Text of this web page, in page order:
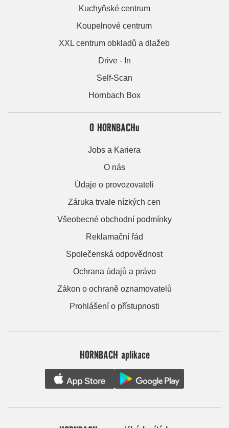
Kuchyňské centrum
Koupelnové centrum
XXL centrum obkladů a dlažeb
Drive - In
Self-Scan
Hornbach Box
O HORNBACHu
Jobs a Kariera
O nás
Údaje o provozovateli
Záruka trvale nízkých cen
Všeobecné obchodní podmínky
Reklamační řád
Společenská odpovědnost
Ochrana údajů a právo
Zákon o ochraně oznamovatelů
Prohlášení o přístupnosti
HORNBACH aplikace